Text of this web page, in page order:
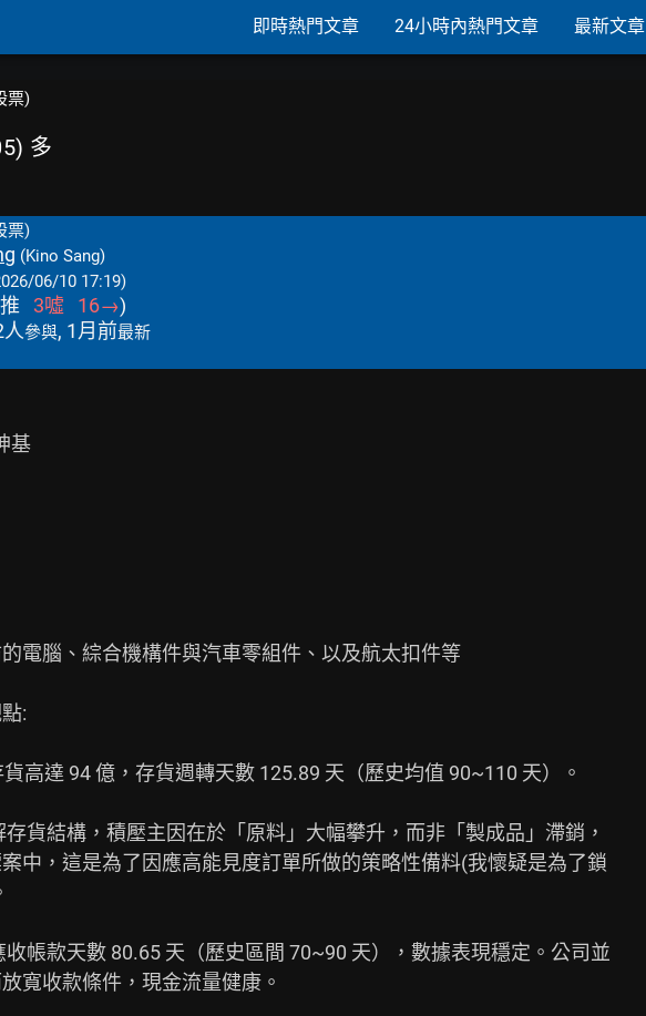
即時熱門文章 24小時內熱門文章 最新文章
票)
多
票)
(Kino Sang)
06/10 17:19)
推 3噓 16→)
參與, 1月前最新
基
電腦、綜合機構件與汽車零組件、以及航太扣件等
:
高達 94 億，存貨週轉天數 125.89 天（歷史均值 90~110 天）。
貨結構，積壓主因在於「原料」大幅攀升，而非「製成品」滯銷，
中，這是為了因應高能見度訂單所做的策略性備料(我懷疑是為了鎖
帳款天數 80.65 天（歷史區間 70~90 天），數據表現穩定。公司並
寬收款條件，現金流量健康。